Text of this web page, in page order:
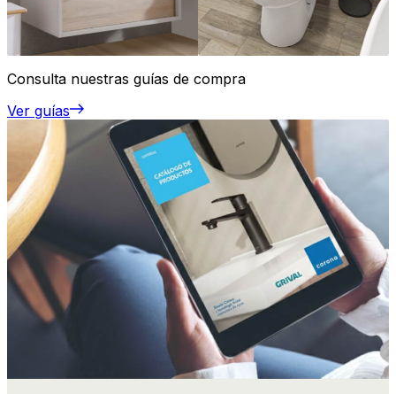
Consulta nuestras guías de compra
Ver guías